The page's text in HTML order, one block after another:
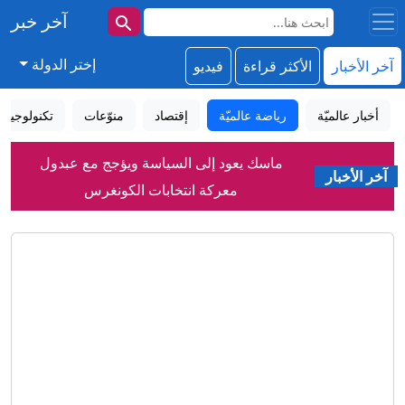
آخر خبر
آخر الأخبار الأكثر قراءة فيديو إختر الدولة
أخبار عالميّة رياضة عالميّة إقتصاد منوّعات تكنولوجيا
آخر الأخبار
معركة انتخابات الكونغرس
"اقتلوا قاتلكم".. لوحات دعائية بشوارع
طهران تدعو للانتقام من أمريكا